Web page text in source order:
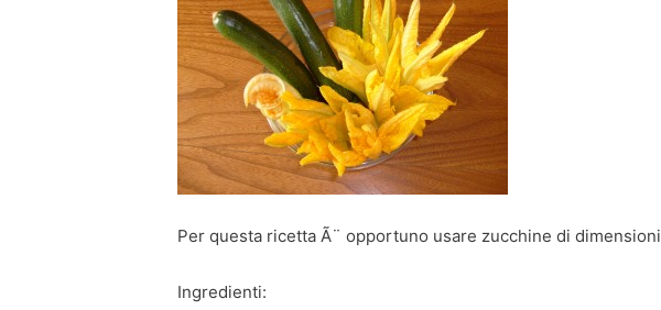
Per questa ricetta Ã¨ opportuno usare zucchine di
Ingredienti: